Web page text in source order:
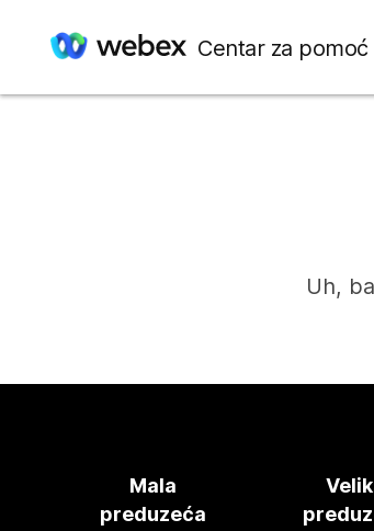
Centar za pomoć
Uh,
Mala
preduzeća